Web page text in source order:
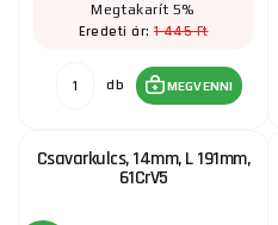
Megtakarít 5%
Eredeti ár:1 445 Ft
db MEGVENNI
Csavarkulcs, 14mm, L 191mm,
61CrV5